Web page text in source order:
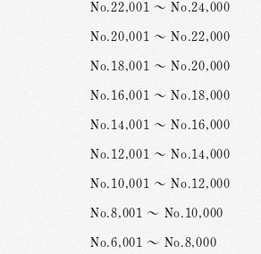
No.22,001 ～ No.24,000
No.20,001 ～ No.22,000
No.18,001 ～ No.20,000
No.16,001 ～ No.18,000
No.14,001 ～ No.16,000
No.12,001 ～ No.14,000
No.10,001 ～ No.12,000
No.8,001 ～ No.10,000
No.6,001 ～ No.8,000